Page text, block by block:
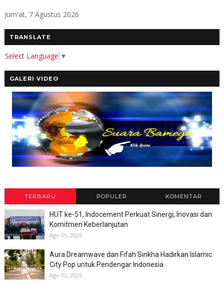
Jum'at, 7 Agustus 2026
TRANSLATE
Select Language ▼
GALERI VIDEO
TERBARU POPULER KOMENTAR
HUT ke-51, Indocement Perkuat Sinergi, Inovasi dan
Komitmen Keberlanjutan
Ago 05, 2026
Aura Dreamwave dan Fifah Sinkha Hadirkan Islamic
City Pop untuk Pendengar Indonesia
Ago 05, 2026